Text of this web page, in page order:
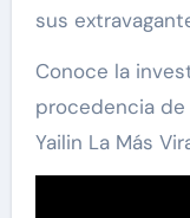
sus
Conoce la
procedencia de
Yailin La Más